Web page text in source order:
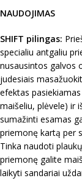
NAUDOJIMAS
SHIFT pilingas:
specialiu antgaliu
nusausintos galvos
judesiais
efektas
maišeliu, plėvele) ir
sumažinti esamas
priemonę kartą per
Tinka naudoti
priemonę galite
laikyti sandariai